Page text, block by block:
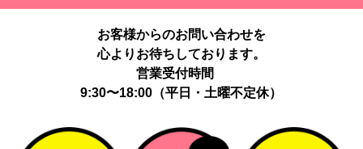
お客様からのお問い合わせを
心よりお待ちしております。
営業受付時間
9:30〜18:00（平日・土曜不定休）